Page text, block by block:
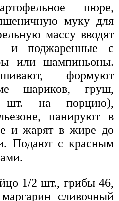
пюре,
муку для
массу вводят
и поджаренные с
или шампиньоны.
формуют
шариков, груш,
шт. на порцию),
панируют в
и жарят в жире до
Подают с красным
1/2 шт., грибы 46,
сливочный